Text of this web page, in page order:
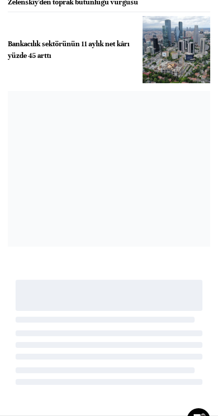
Zelenskiy'den toprak bütünlüğü vurgusu
Bankacılık sektörünün 11 aylık net kârı
yüzde 45 arttı